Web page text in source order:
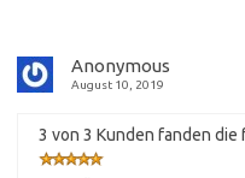
Anonymous
August 10, 2019
3 von 3 Kunden fanden